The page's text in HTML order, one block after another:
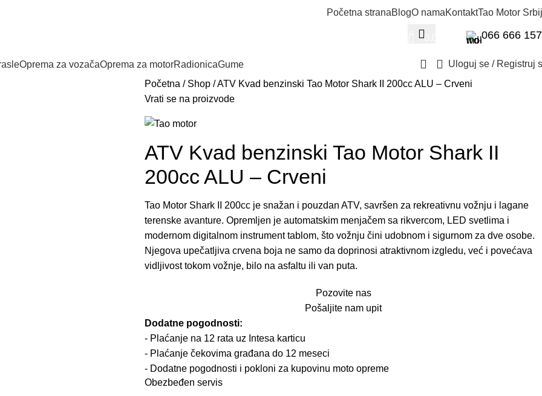
Početna stranaBlogO namaKontaktTao Motor
0,00 066 666
Oprema za vozačaOprema za motorRadionicaGume
Uloguj se / Registruj
Početna / Shop /ATV Kvad benzinski Tao Motor Shark II 200cc ALU – Crveni
Vrati se na proizvode
ATV Kvad benzinski Tao Motor Shark II
200cc ALU – Crveni
Tao Motor Shark II 200cc je snažan i pouzdan ATV, savršen za rekreativnu vožnju i lagane
terenske avanture. Opremljen je automatskim menjačem sa rikvercom, LED svetlima i
modernom digitalnom instrument tablom, što vožnju čini udobnom i sigurnom za dve osobe.
Njegova upečatljiva crvena boja ne samo da doprinosi atraktivnom izgledu, već i povećava
vidljivost tokom vožnje, bilo na asfaltu ili van puta.
Pozovite nas
Pošaljite nam upit
Dodatne pogodnosti:
- Plaćanje na 12 rata uz Intesa karticu
- Plaćanje čekovima građana do 12 meseci
- Dodatne pogodnosti i pokloni za kupovinu moto opreme
Obezbeđen servis